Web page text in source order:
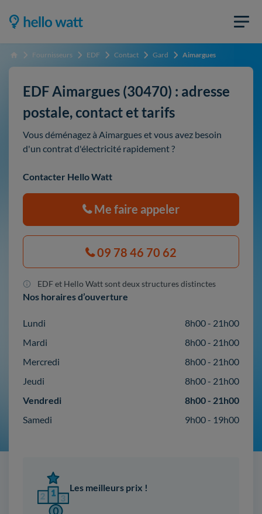
Accueil Fournisseurs EDF Contact Gard Aimargues
EDF Aimargues (30470) : adresse
postale, contact et tarifs
Vous déménagez à Aimargues et vous avez besoin
d'un contrat d'électricité rapidement ?
Contacter Hello Watt
Me faire appeler
09 78 46 70 62
EDF et Hello Watt sont deux structures distinctes
Nos horaires d’ouverture
Lundi
8h00 - 21h00
Mardi
8h00 - 21h00
Mercredi
8h00 - 21h00
Jeudi
8h00 - 21h00
Vendredi
8h00 - 21h00
Samedi
9h00 - 19h00
Les meilleurs prix !